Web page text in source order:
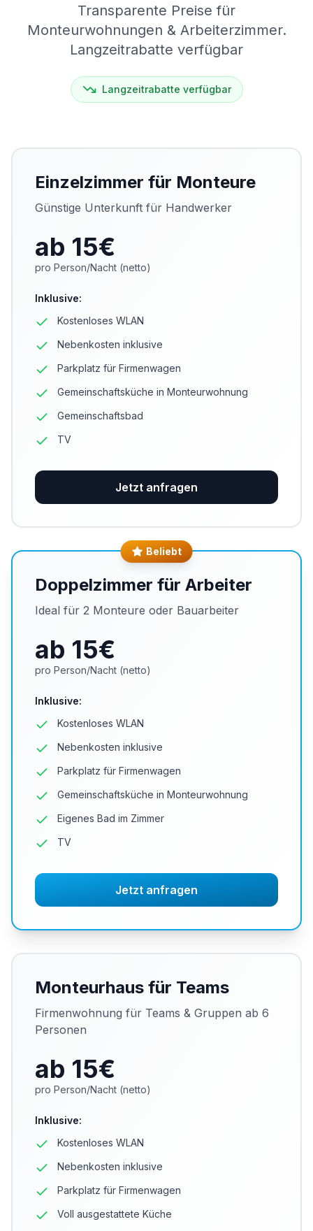
Transparente Preise für
Monteurwohnungen & Arbeiterzimmer.
Langzeitrabatte verfügbar
Langzeitrabatte verfügbar
Einzelzimmer für Monteure
Günstige Unterkunft für Handwerker
ab 15€
pro Person/Nacht (netto)
Inklusive:
Kostenloses WLAN
Nebenkosten inklusive
Parkplatz für Firmenwagen
Gemeinschaftsküche in Monteurwohnung
Gemeinschaftsbad
TV
Jetzt anfragen
Beliebt
Doppelzimmer für Arbeiter
Ideal für 2 Monteure oder Bauarbeiter
ab 15€
pro Person/Nacht (netto)
Inklusive:
Kostenloses WLAN
Nebenkosten inklusive
Parkplatz für Firmenwagen
Gemeinschaftsküche in Monteurwohnung
Eigenes Bad im Zimmer
TV
Jetzt anfragen
Monteurhaus für Teams
Firmenwohnung für Teams & Gruppen ab 6
Personen
ab 15€
pro Person/Nacht (netto)
Inklusive:
Kostenloses WLAN
Nebenkosten inklusive
Parkplatz für Firmenwagen
Voll ausgestattete Küche